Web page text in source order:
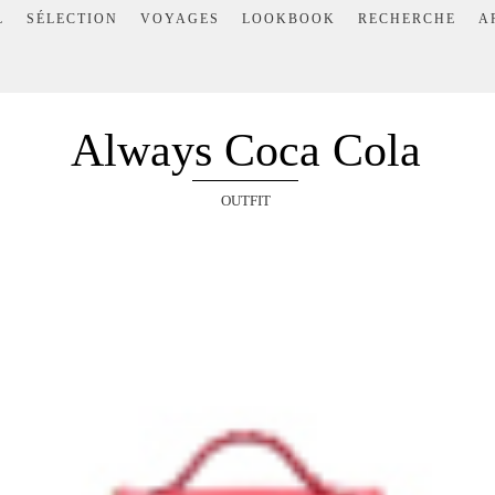
SÉLECTION VOYAGES LOOKBOOK RECHERCHE
Always Coca Cola
OUTFIT